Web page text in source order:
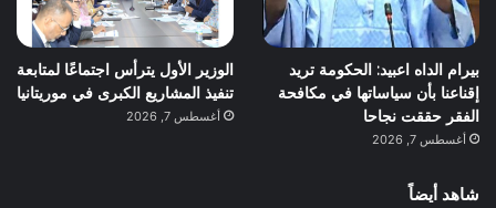
بيرام الداه اعبيد: الحكومة تريد
إقناعنا بأن سياساتها في مكافحة
الفقر حققت نجاحا
أغسطس 7, 2026
الوزير الأول يترأس اجتماعًا لمتابعة
تنفيذ المشاريع الكبرى في موريتانيا
أغسطس 7, 2026
شاهد أيضاً